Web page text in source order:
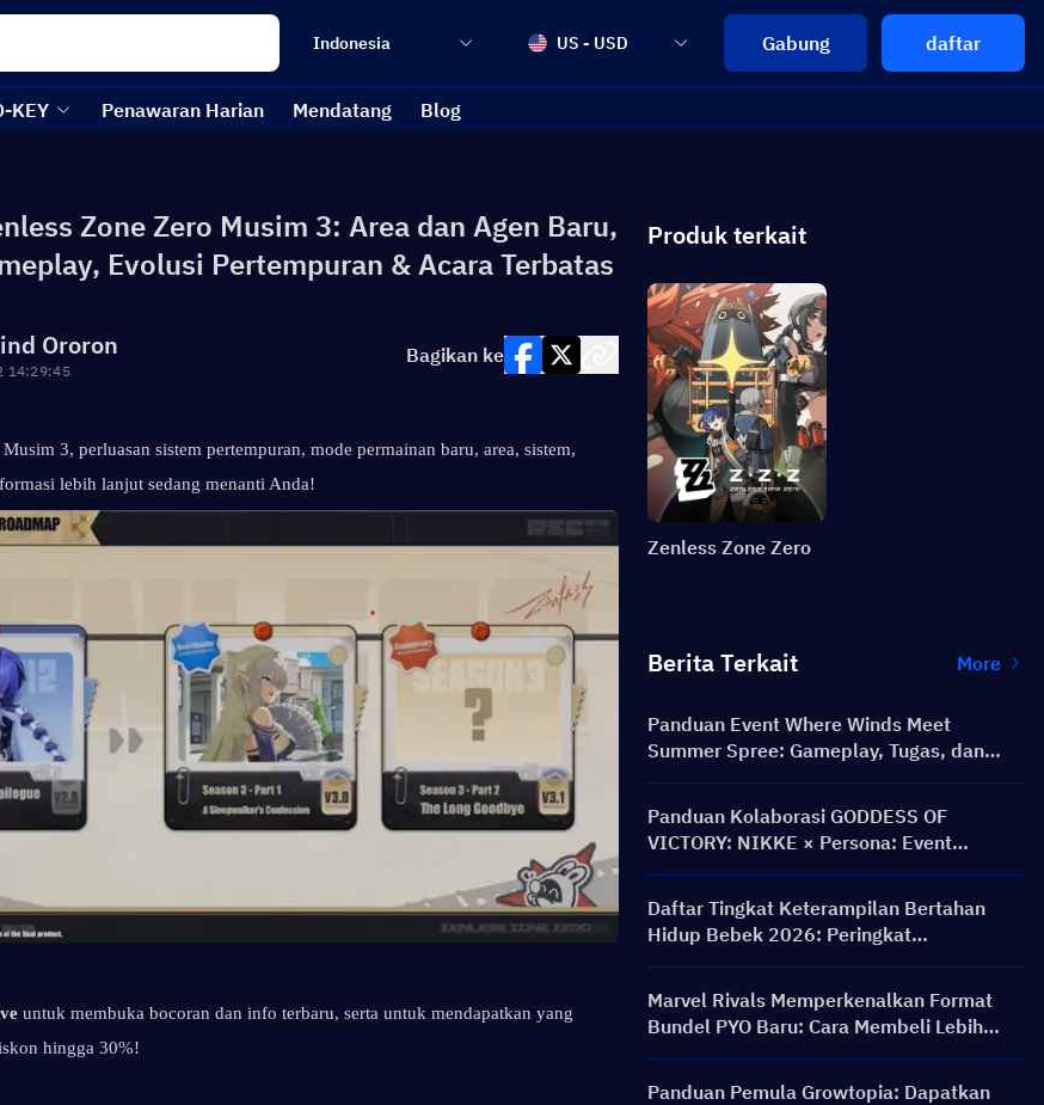
Indonesia US - USD Gabung daftar
KEY Penawaran Harian Mendatang Blog
Zone Zero Musim 3: Area dan Agen Baru,
Evolusi Pertempuran & Acara Terbatas
Ororon
14:29:45
Bagikan ke
3, perluasan sistem pertempuran, mode permainan baru, area, sistem,
lebih lanjut sedang menanti Anda!
untuk membuka bocoran dan info terbaru, serta untuk mendapatkan yang
hingga 30%!
Produk terkait
Zenless Zone Zero
Berita Terkait More
Panduan Event Where Winds Meet
Summer Spree: Gameplay, Tugas, dan
Hadiah
Panduan Kolaborasi GODDESS OF
VICTORY: NIKKE × Persona: Event
PERSONA ON FRONTLINE, Karakter,
Banner & Hadiah
Daftar Tingkat Keterampilan Bertahan
Hidup Bebek 2026: Peringkat
Keterampilan Terbaik dan Panduan Build
Marvel Rivals Memperkenalkan Format
Bundel PYO Baru: Cara Membeli Lebih
Cerdas di Pembaruan Toko Musim 9.5
Panduan Pemula Growtopia: Dapatkan